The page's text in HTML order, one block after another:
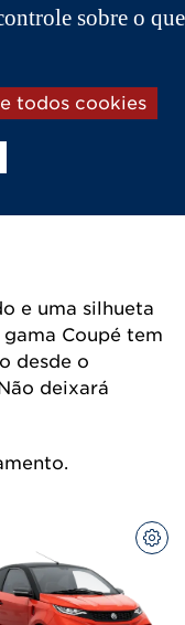
espelhos retrovisores
altifalantes (2x670 W)
e radar de
atrás
acabamento
e uma silhueta
Coupé tem
desde o
deixará
sobre o que
todos cookies